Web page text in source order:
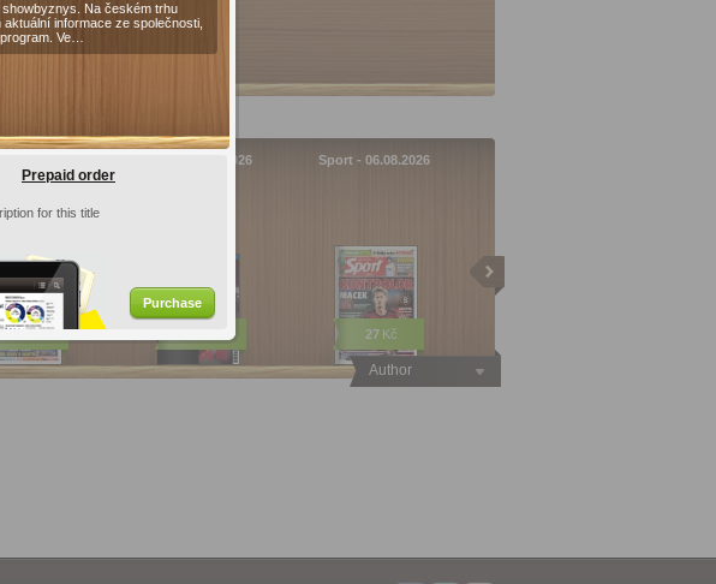
Author
23 Kč
REFLEX - 32/2026 Sport - 06.08.2026
27 Kč
Na českém trhu
informace ze společnosti,
Ve…
Prepaid order
for this title
Purchase